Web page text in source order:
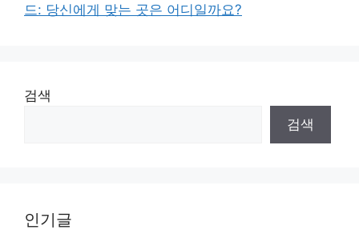
드: 당신에게 맞는 곳은 어디일까요?
검색
검색
인기글